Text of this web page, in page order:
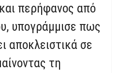
περήφανος από
υπογράμμισε πως
αποκλειστικά σε
τη